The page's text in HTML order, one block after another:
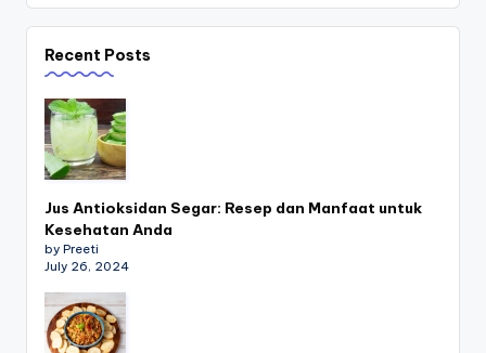
Recent Posts
Jus Antioksidan Segar: Resep dan Manfaat untuk
Kesehatan Anda
by Preeti
July 26, 2024